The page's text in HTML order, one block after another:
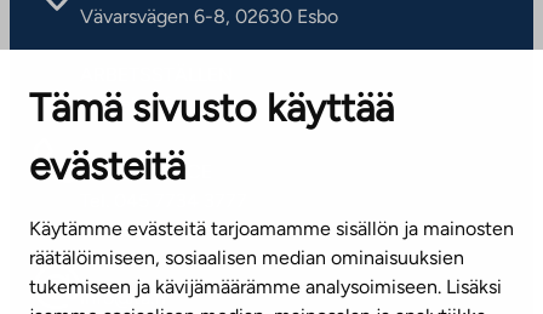
Tämä sivusto käyttää
evästeitä
Käytämme evästeitä tarjoamamme sisällön ja mainosten
räätälöimiseen, sosiaalisen median ominaisuuksien
tukemiseen ja kävijämäärämme analysoimiseen. Lisäksi
Vävarsvägen 6-8, 02630 Esbo
Kontaktinformation
KUNDSERVICE
(vardagar kl. 8–16)
info@ta.fi